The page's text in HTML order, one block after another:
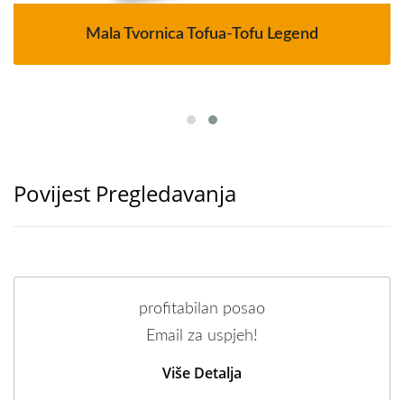
Mala Tvornica Tofua-Tofu Legend
Povijest Pregledavanja
profitabilan posao
Email za uspjeh!
Više Detalja